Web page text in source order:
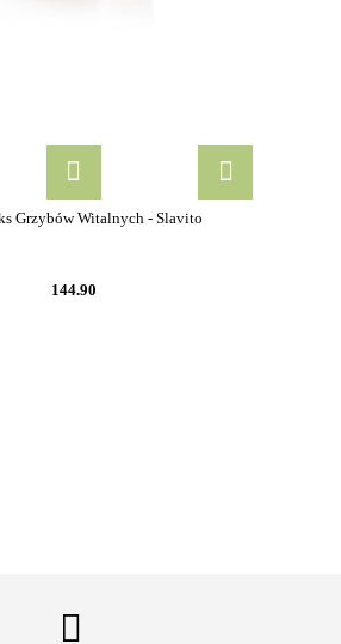
Grzybów Witalnych - Slavito
144.90